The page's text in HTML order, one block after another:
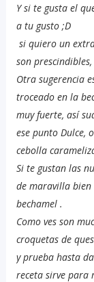
Y si te gusta el
a tu gusto ;D
si quiero un
son
Otra sugerencia
troceado en la
muy fuerte, así
ese punto Dulce,
cebolla
Si te gustan las
de maravilla
bechamel .
Como ves son
croquetas de
y prueba hasta
receta sirve para